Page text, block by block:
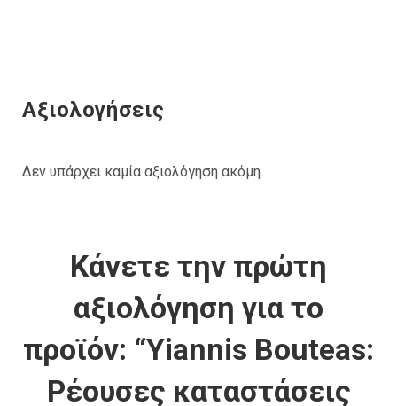
Αξιολογήσεις
Δεν υπάρχει καμία αξιολόγηση ακόμη.
Κάνετε την πρώτη
αξιολόγηση για το
προϊόν: “Yiannis Bouteas:
Ρέουσες καταστάσεις